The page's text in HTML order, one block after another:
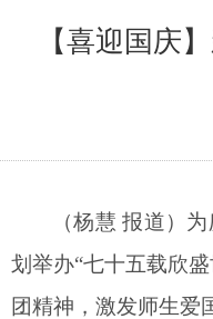
【喜迎国庆
（杨慧 报道）
划举办“七十五载欣
团精神，激发师生爱